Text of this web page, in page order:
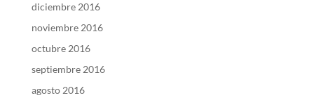
diciembre 2016
noviembre 2016
octubre 2016
septiembre 2016
agosto 2016